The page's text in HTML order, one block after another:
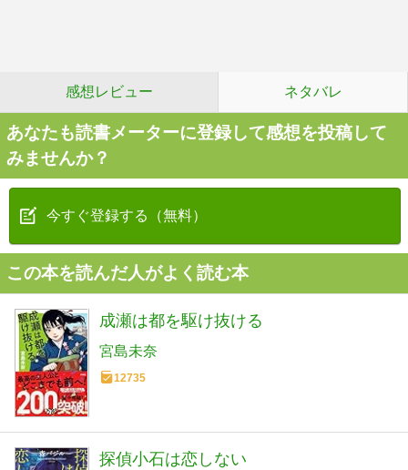
感想レビュー ネタバレ
あなたも読書メーターに登録して感想を投稿して
みませんか？
今すぐ登録する（無料）
この本を読んだ人がよく読む本
成瀬は都を駆け抜ける
宮島未奈
12735
探偵小石は恋しない